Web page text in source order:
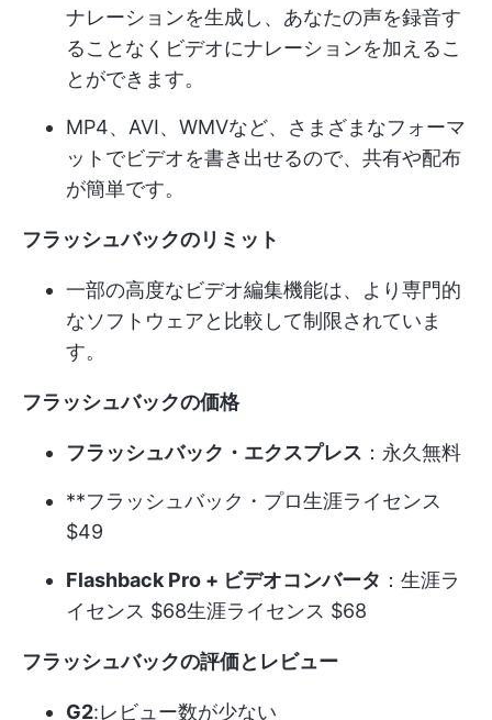
ナレーションを生成し、あなたの声を録音す
ることなくビデオにナレーションを加えるこ
とができます。
MP4、AVI、WMVなど、さまざまなフォーマ
ットでビデオを書き出せるので、共有や配布
が簡単です。
フラッシュバックのリミット
一部の高度なビデオ編集機能は、より専門的
なソフトウェアと比較して制限されていま
す。
フラッシュバックの価格
フラッシュバック・エクスプレス ：永久無料
**フラッシュバック・プロ生涯ライセンス
$49
Flashback Pro + ビデオコンバータ ：生涯ラ
イセンス $68生涯ライセンス $68
フラッシュバックの評価とレビュー
G2:レビュー数が少ない